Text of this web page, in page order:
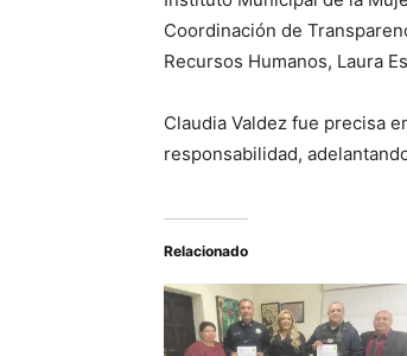
Coordinación de
Recursos Humanos, Laura
Claudia Valdez fue precisa
responsabilidad,
Relacionado